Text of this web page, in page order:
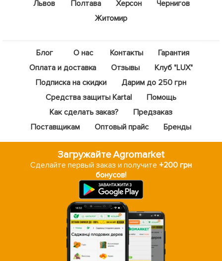
Львов
Полтава Херсон
Чернигов
Житомир
Блог О нас Контакты
Гарантия
Оплата и доставка
Отзывы
Клуб "LUX"
Подписка на скидки
Дарим до 250 грн
Средства защиты Kartal
Помощь
Как сделать заказ?
Предзаказ
Поставщикам
Оптовый прайс Бренды
Загружайте Agromarket
Сделайте первый заказ и получите +200 грн
бонусов!